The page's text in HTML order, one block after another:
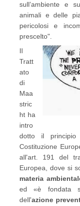
sull’ambiente e
animali e delle
pericolosi e
prescelto".
Il
Tratt
ato
di
Maa
stric
ht ha
intro
dotto il principio
Costituzione
all'art. 191 del
Europea, dove si
materia
ed «è fondata
dell'azione